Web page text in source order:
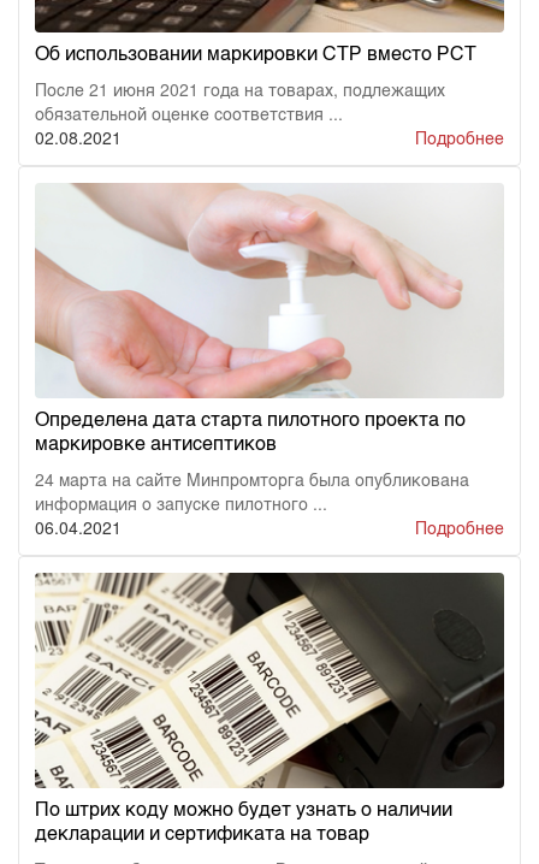
Об использовании маркировки СТР вместо РСТ
После 21 июня 2021 года на товарах, подлежащих
обязательной оценке соответствия ...
02.08.2021
Подробнее
Определена дата старта пилотного проекта по
маркировке антисептиков
24 марта на сайте Минпромторга была опубликована
информация о запуске пилотного ...
06.04.2021
Подробнее
По штрих коду можно будет узнать о наличии
декларации и сертификата на товар